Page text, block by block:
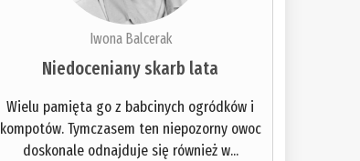
Iwona Balcerak
Niedoceniany skarb lata
Wielu pamięta go z babcinych ogródków i
kompotów. Tymczasem ten niepozorny owoc
doskonale odnajduje się również w...